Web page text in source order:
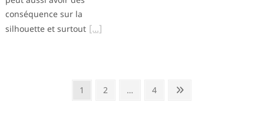
conséquence sur la
silhouette et surtout
Page
1 Page
2 … Page
4
Next